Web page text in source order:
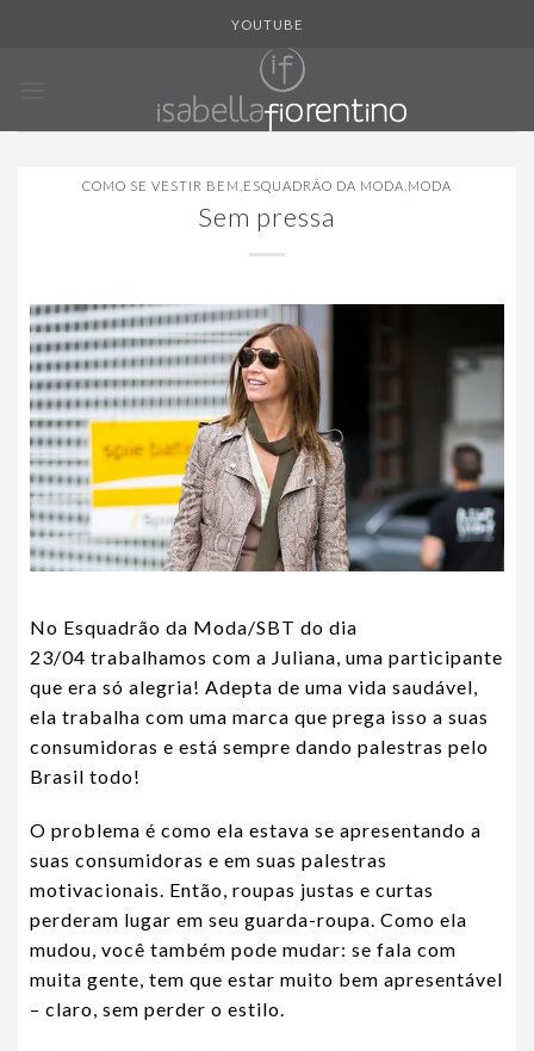
YOUTUBE
COMO SE VESTIR BEM ESQUADRÃO DA MODA MODA
Sem pressa
No Esquadrão da Moda/SBT do dia
23/04 trabalhamos com a Juliana, uma participante
que era só alegria! Adepta de uma vida saudável,
ela trabalha com uma marca que prega isso a suas
consumidoras e está sempre dando palestras pelo
Brasil todo!
O problema é como ela estava se apresentando a
suas consumidoras e em suas palestras
motivacionais. Então, roupas justas e curtas
perderam lugar em seu guarda-roupa. Como ela
mudou, você também pode mudar: se fala com
muita gente, tem que estar muito bem apresentável
– claro, sem perder o estilo.